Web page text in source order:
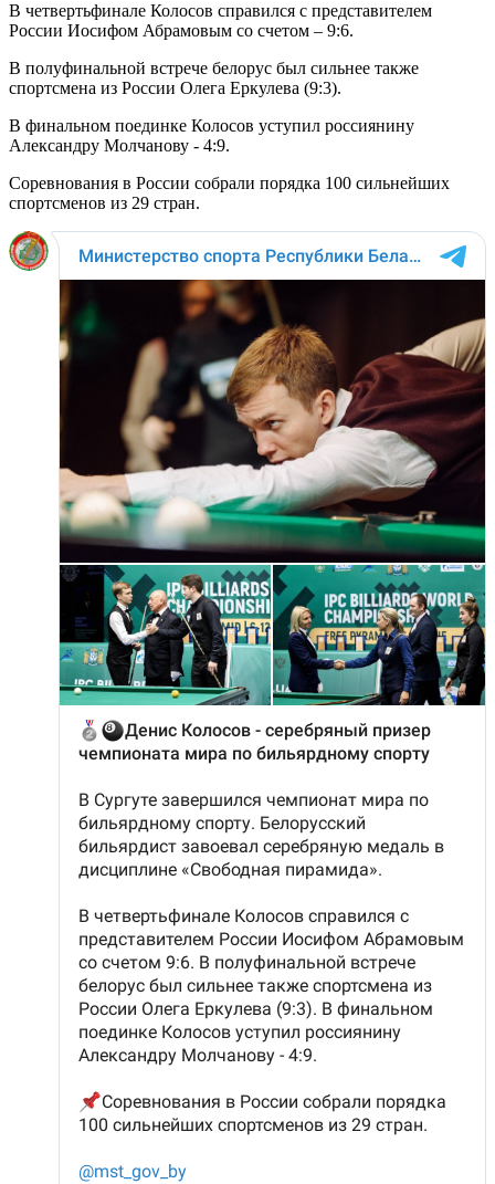
В четвертьфинале Колосов справился с представителем
России Иосифом Абрамовым со счетом – 9:6.
В полуфинальной встрече белорус был сильнее также
спортсмена из России Олега Еркулева (9:3).
В финальном поединке Колосов уступил россиянину
Александру Молчанову - 4:9.
Соревнования в России собрали порядка 100 сильнейших
спортсменов из 29 стран.